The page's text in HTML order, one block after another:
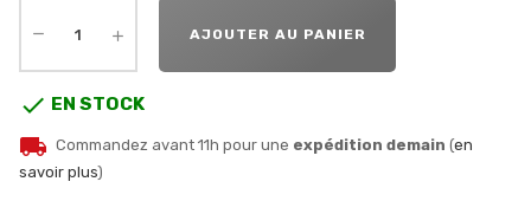
AJOUTER AU PANIER
 EN STOCK
local_shipping Commandez avant 11h pour une expédition demain (en
savoir plus)